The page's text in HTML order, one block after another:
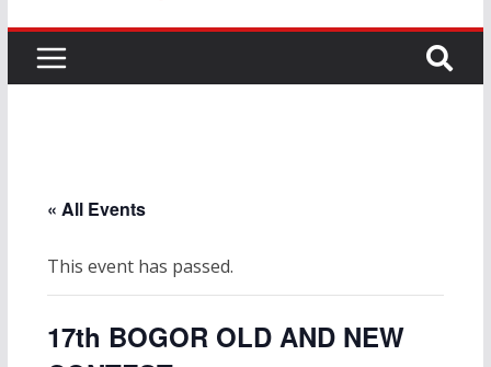
Perkokoh Sinergi Amatir Radio, Ketua Orari Daerah
« All Events
This event has passed.
17th BOGOR OLD AND NEW